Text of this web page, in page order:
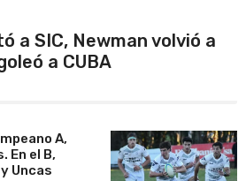
a SIC, Newman volvió a
a CUBA
A,
En el B,
Uncas